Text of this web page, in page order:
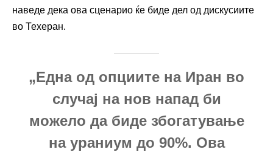
наведе дека ова сценарио ќе биде дел од дискусиите
во Техеран.
„Една од опциите на Иран во
случај на нов напад би
можело да биде збогатување
на ураниум до 90%. Ова